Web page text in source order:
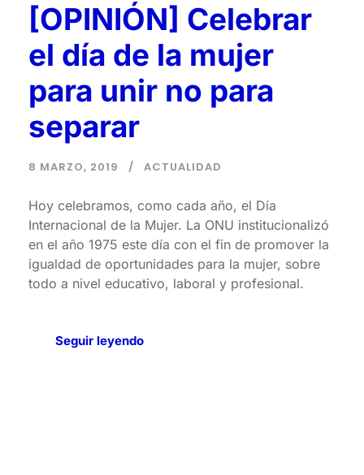
[OPINIÓN] Celebrar
el día de la mujer
para unir no para
separar
8 MARZO, 2019 ACTUALIDAD
Hoy celebramos, como cada año, el Día
Internacional de la Mujer. La ONU institucionalizó
en el año 1975 este día con el fin de promover la
igualdad de oportunidades para la mujer, sobre
todo a nivel educativo, laboral y profesional.
Seguir leyendo